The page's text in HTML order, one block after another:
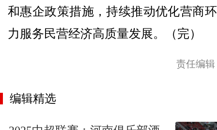
和惠企政策措施，持续推动优化营商
力服务民营经济高质量发展。（完）
责任编
编辑精选